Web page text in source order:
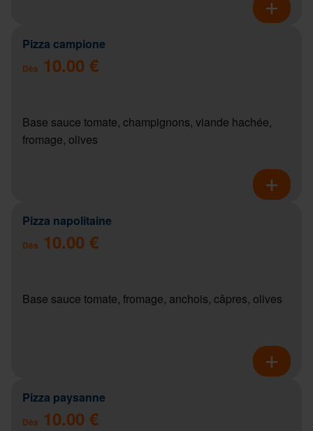
Pizza campione
Dès 10.00 €
Base sauce tomate, champignons, viande hachée,
fromage, olives
Pizza napolitaine
Dès 10.00 €
Base sauce tomate, fromage, anchois, câpres, olives
Pizza paysanne
Dès 10.00 €